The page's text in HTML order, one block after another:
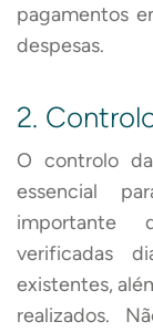
pagamentos
despesas.
2.
O controlo
essencial
importante
verificadas
existentes,
realizados.